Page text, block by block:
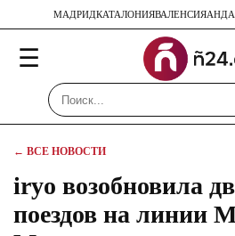
МАДРИДКАТАЛОНИЯВАЛЕНСИЯ
☰
← ВСЕ НОВОСТИ
iryo возобновила
поездов на линии